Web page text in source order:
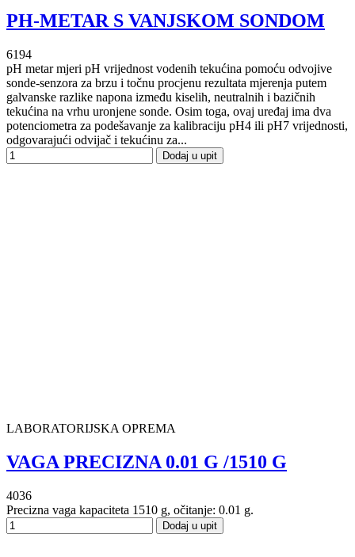
PH-METAR S VANJSKOM SONDOM
6194
pH metar mjeri pH vrijednost vodenih tekućina pomoću odvojive
sonde-senzora za brzu i točnu procjenu rezultata mjerenja putem
galvanske razlike napona između kiselih, neutralnih i bazičnih
tekućina na vrhu uronjene sonde. Osim toga, ovaj uređaj ima dva
potenciometra za podešavanje za kalibraciju pH4 ili pH7 vrijednosti,
odgovarajući odvijač i tekućinu za...
Dodaj u upit
LABORATORIJSKA OPREMA
VAGA PRECIZNA 0.01 G /1510 G
4036
Precizna vaga kapaciteta 1510 g, očitanje: 0.01 g.
Dodaj u upit